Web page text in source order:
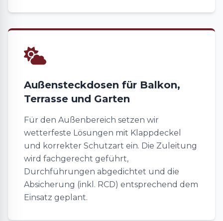
Außensteckdosen für Balkon,
Terrasse und Garten
Für den Außenbereich setzen wir
wetterfeste Lösungen mit Klappdeckel
und korrekter Schutzart ein. Die Zuleitung
wird fachgerecht geführt,
Durchführungen abgedichtet und die
Absicherung (inkl. RCD) entsprechend dem
Einsatz geplant.